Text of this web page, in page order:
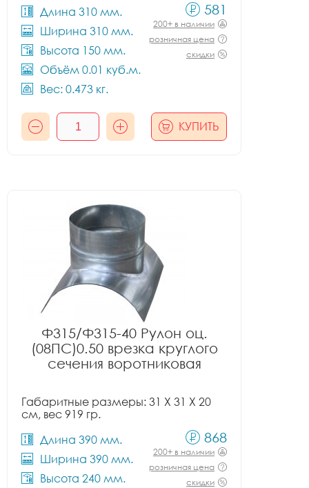
Длина 310 мм.
Ширина 310 мм.
Высота 150 мм.
Объём 0.01 куб.м.
Вес: 0.473 кг.
581
200+ в наличии
розничная цена
скидки
КУПИТЬ
Ф315/Ф315-40 Рулон оц.
(08ПС)0.50 врезка круглого
сечения воротниковая
Габаритные размеры: 31 X 31 X 20
см, вес 919 гр.
Длина 390 мм.
Ширина 390 мм.
Высота 240 мм.
868
200+ в наличии
розничная цена
скидки